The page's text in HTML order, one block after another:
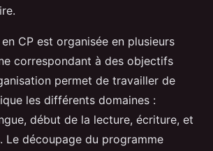
CP est organisée en plusieurs
correspondant à des objectifs
permet de travailler de
les différents domaines :
début de la lecture, écriture, et
Le découpage du programme